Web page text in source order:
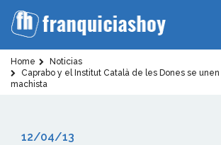
Home
Noticias
Caprabo y el Institut Català de les Dones se
machista
12/04/13